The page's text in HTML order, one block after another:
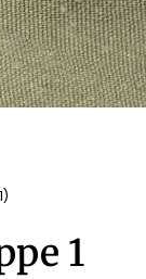
1